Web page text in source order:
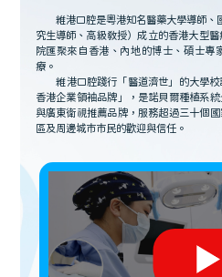
維港口腔是粵港知名醫藥大學導師、
究生導師、高級教授）成立的香港大型
院匯聚來自香港、內地的博士、碩士專
療。
維港口腔踐行「醫道濟世」的大學
香港企業領袖品牌」，是諾貝爾種植系
與廣東衛視推薦品牌，服務超過三十個
區及周邊城市市民的歡迎與信任。